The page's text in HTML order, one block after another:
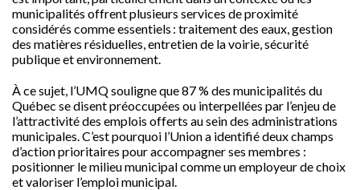
municipalités offrent plusieurs services de proximité
considérés comme essentiels : traitement des eaux, gestion
des matières résiduelles, entretien de la voirie, sécurité
publique et environnement.
À ce sujet, l’UMQ souligne que 87 % des municipalités du
Québec se disent préoccupées ou interpellées par l’enjeu de
l’attractivité des emplois offerts au sein des administrations
municipales. C’est pourquoi l’Union a identifié deux champs
d’action prioritaires pour accompagner ses membres :
positionner le milieu municipal comme un employeur de choix
et valoriser l’emploi municipal.